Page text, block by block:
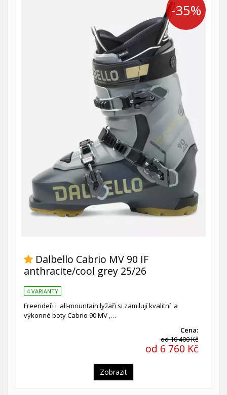
-35%
Dalbello Cabrio MV 90 IF
anthracite/cool grey 25/26
4 VARIANTY
Freerideři i all-mountain lyžaři si zamilují kvalitní a
výkonné boty Cabrio 90 MV ,…
Cena:
od 10 400 Kč
od 6 760 Kč
Zobrazit